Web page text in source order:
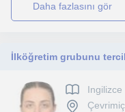
daha fazlasını gör
Ingilizce